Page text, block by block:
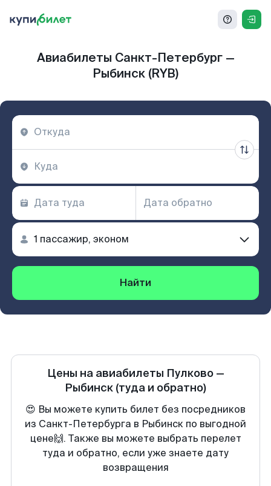
Авиабилеты Санкт-Петербург —
Рыбинск (RYB)
Найти
Цены на авиабилеты Пулково—
Рыбинск (туда и обратно)
😍 Вы можете купить билет без посредников
из Санкт-Петербурга в Рыбинск по выгодной
цене🙌. Также вы можете выбрать перелет
туда и обратно, если уже знаете дату
возвращения